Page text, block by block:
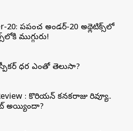
20: ప్రపంచ అండర్-20 అథ్లెటిక్స్‌లో
ముగ్గురు!
స్పీకర్ ధర ఎంతో తెలుసా?
: కొరియన్ కనకరాజు రివ్యూ..
అయ్యిందా?